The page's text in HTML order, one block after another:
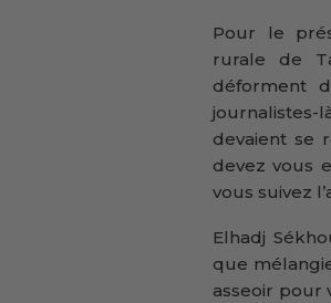
Pour le
rurale de
déforment
journalistes-
devaient se
devez vous
vous suivez
Elhadj
que
asseoir pour